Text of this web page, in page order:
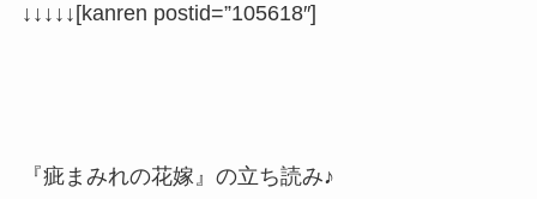
↓↓↓↓↓ [kanren postid=”105618″]
『疵まみれの花嫁』の立ち読み♪